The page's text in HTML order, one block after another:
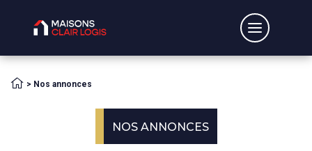
Accueil
> Nos annonces
NOS ANNONCES